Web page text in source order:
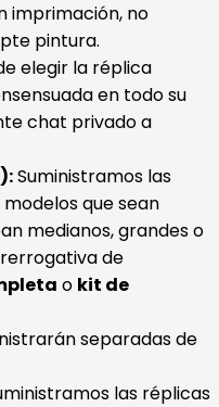
imprimación, no
pintura.
elegir la réplica
en todo su
chat privado a
Suministramos las
que sean
medianos, grandes o
de
o kit de
separadas de
las réplicas